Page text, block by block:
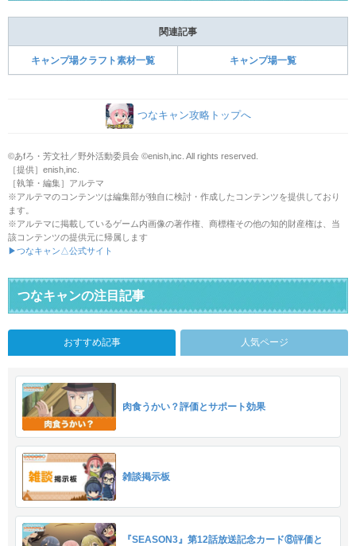
関連記事
キャンプ場クラフト素材一覧 キャンプ場一覧
つなキャン攻略トップへ
©あfろ・芳文社／野外活動委員会 ©enish,inc. All rights reserved.
［提供］enish,inc.
［執筆・編集］アルテマ
※アルテマのコンテンツは編集部が独自に検討・作成したコンテンツを提供しており
ます。
※アルテマに掲載しているゲーム内画像の著作権、商標権その他の知的財産権は、当
該コンテンツの提供元に帰属します
▶つなキャン△公式サイト
つなキャンの注目記事
おすすめ記事 人気ページ
肉食うかい？評価とサポート効果
雑談掲示板
『SEASON3』第12話放送記念カード⑧評価と